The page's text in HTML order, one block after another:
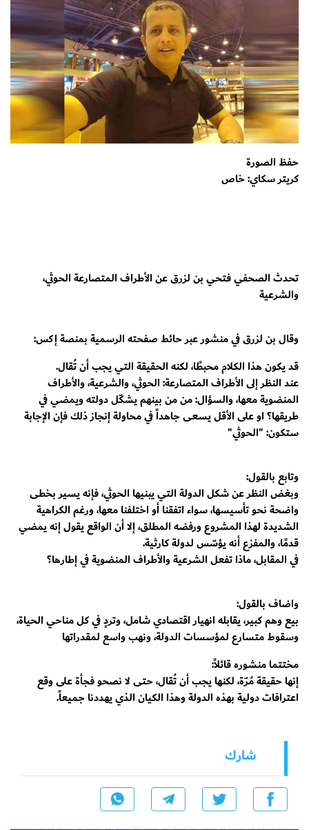
حفظ الصورة
كريتر سكاي: خاص
تحدث الصحفي فتحي بن لزرق عن الأطراف المتصارعة الحوثي،
والشرعية
وقال بن لزرق في منشور عبر حائط صفحته الرسمية بمنصة إكس:
قد يكون هذا الكلام محبطًا، لكنه الحقيقة التي يجب أن تُقال.
عند النظر إلى الأطراف المتصارعة: الحوثي، والشرعية، والأطراف
المنضوية معها، والسؤال: من من بينهم يشكّل دولته ويمضي في
طريقها؟ او على الأقل يسعى جاهداً في محاولة إنجاز ذلك فإن الإجابة
ستكون: "الحوثي"
وتابع بالقول:
وبغض النظر عن شكل الدولة التي يبنيها الحوثي، فإنه يسير بخطى
واضحة نحو تأسيسها، سواء اتفقنا أو اختلفنا معها، ورغم الكراهية
الشديدة لهذا المشروع ورفضه المطلق، إلا أن الواقع يقول إنه يمضي
قدمًا، والمفزع أنه يؤسّس لدولة كارثية.
في المقابل، ماذا تفعل الشرعية والأطراف المنضوية في إطارها؟
واضاف بالقول:
بيع وهم كبير، يقابله انهيار اقتصادي شامل، وتردٍ في كل مناحي الحياة،
وسقوط متسارع لمؤسسات الدولة، ونهب واسع لمقدراتها
مختتما منشوره قائلاً:
إنها حقيقة مُرّة، لكنها يجب أن تُقال، حتى لا نصحو فجأة على وقع
اعترافات دولية بهذه الدولة وهذا الكيان الذي يهددنا جميعاً.
شارك